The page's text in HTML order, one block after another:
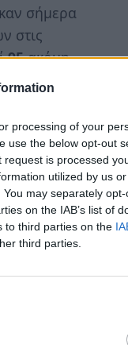
processing of your
use the below opt-out
is processed
utilized by us
may separately
on the IAB’s list of
to third parties on the
third parties.
σήμερα
στις
95ακόμη
εισόδου
των
2.146 είναι
70 ετών